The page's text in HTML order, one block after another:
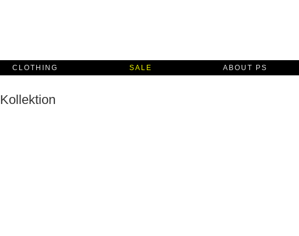
CLOTHING SALE ABOUT PS
Kollektion